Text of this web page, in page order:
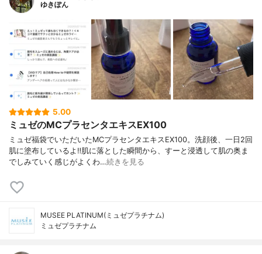
ゆきぽん
5.00
ミュゼのMCプラセンタエキスEX100
ミュゼ福袋でいただいたMCプラセンタエキスEX100。洗顔後、一日2回
肌に塗布しているよ‼︎肌に落とした瞬間から、すーと浸透して肌の奥ま
でしみていく感じがよくわ…続きを見る
MUSEE PLATINUM(ミュゼプラチナム)
ミュゼプラチナム